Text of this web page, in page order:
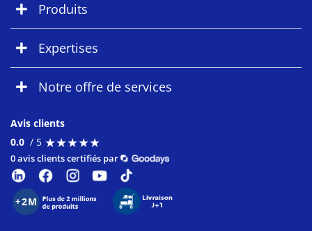
Produits
Expertises
Notre offre de services
Avis clients
0.0 / 5 ★★★★★
★★★★★
0 avis clients certifiés par